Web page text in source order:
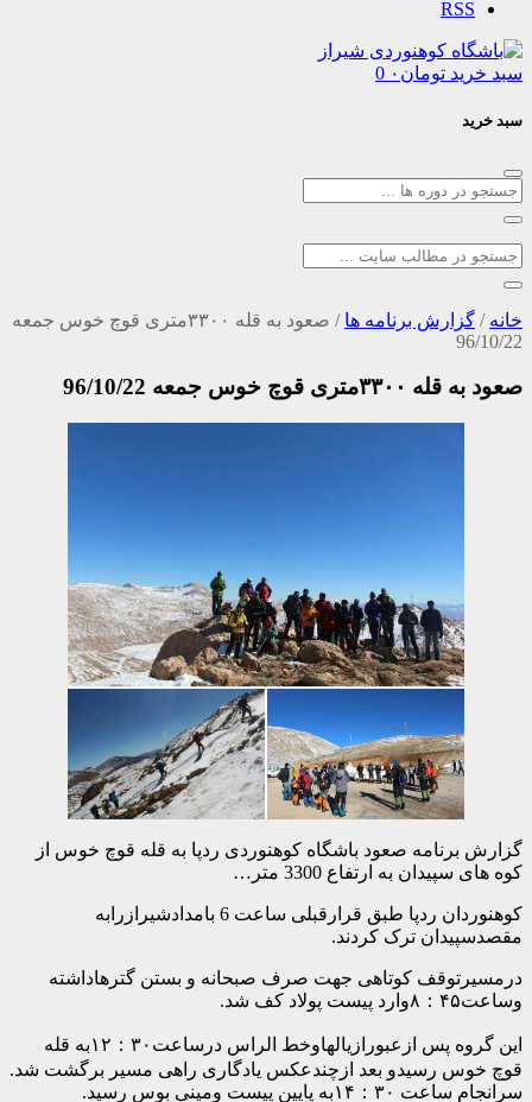
تومان۰ 0
برنامه ها /
صعود به قله ۳۳۰۰متری قوچ خوس جمعه
خوس جمعه 96/10/22
صعود باشگاه کوهنوردی ردپا به قله قوچ خوس از
به ارتفاع 3300 متر…
کوهنوردان ردپا طبق قرارقبلی ساعت 6 بامدادشیرازرابه
ترک کردند.
کوتاهی جهت صرف صبحانه و بستن گترهاداشته
این گروه پس ازعبورازیالهاوخط الراس درساعت۱۲：۳۰به قله
رسیدو بعد ازچندعکس یادگاری راهی مسیر برگشت شد.
پیست ومینی بوس رسید.